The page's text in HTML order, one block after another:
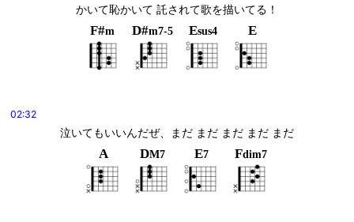
かいて恥かいて 託されて歌を描いてる！
F#m D#m7-5 Esus4 E
02:32
泣いてもいいんだぜ、まだ まだ まだ まだ まだ
A DM7 E7 Fdim7